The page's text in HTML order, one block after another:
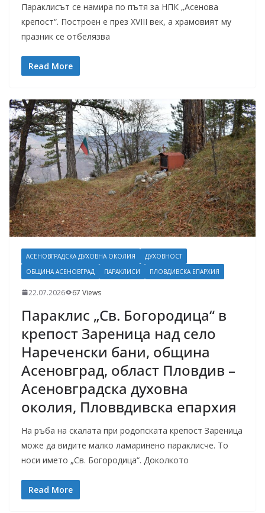
Параклисът се намира по пътя за НПК „Асенова
крепост“. Построен е през XVIII век, а храмовият му
празник се отбелязва
Read More
АСЕНОВГРАДСКА ДУХОВНА ОКОЛИЯ
ДУХОВНОСТ
ОБЩИНА АСЕНОВГРАД
ПАРАКЛИСИ ПЛОВДИВСКА ЕПАРХИЯ
22.07.2026 67 Views
Параклис „Св. Богородица“ в
крепост Зареница над село
Нареченски бани, община
Асеновград, област Пловдив –
Асеновградска духовна
околия, Пловвдивска епархия
На ръба на скалата при родопската крепост Зареница
може да видите малко ламаринено параклисче. То
носи името „Св. Богородица“. Доколкото
Read More